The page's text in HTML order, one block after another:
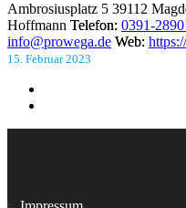
Ambrosiusplatz 5 39112
Hoffmann Telefon: 0391-
info@prowega.de Web:
15. Februar 2023